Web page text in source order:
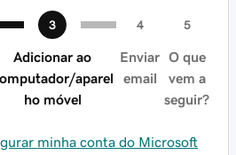
Adicionar ao
aparel
ho móvel
Enviar
email
O que
vem a
seguir?
minha conta do Microsoft